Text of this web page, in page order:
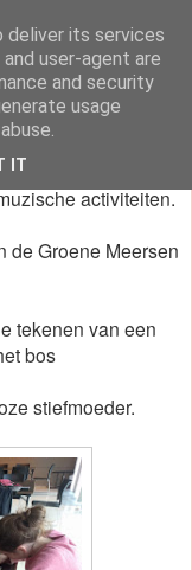
activiteiten.
de Groene Meersen
tekenen van een
bos
stiefmoeder.
deliver its services
user-agent are
and security
usage
IT